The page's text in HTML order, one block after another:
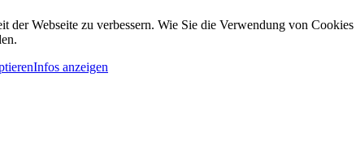
Webseite zu verbessern. Wie Sie die Verwendung von
Infos anzeigen